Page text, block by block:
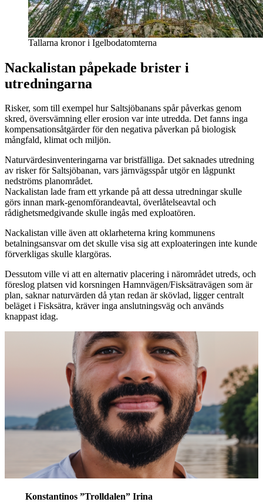
Tallarna kronor i Igelbodatomterna
Nackalistan påpekade brister i
utredningarna
Risker, som till exempel hur Saltsjöbanans spår påverkas genom
skred, översvämning eller erosion var inte utredda. Det fanns inga
kompensationsåtgärder för den negativa påverkan på biologisk
mångfald, klimat och miljön.
Naturvärdesinventeringarna var bristfälliga. Det saknades utredning
av risker för Saltsjöbanan, vars järnvägsspår utgör en lågpunkt
nedströms planområdet.
Nackalistan lade fram ett yrkande på att dessa utredningar skulle
görs innan mark-genomförandeavtal, överlåtelseavtal och
rådighetsmedgivande skulle ingås med exploatören.
Nackalistan ville även att oklarheterna kring kommunens
betalningsansvar om det skulle visa sig att exploateringen inte kunde
förverkligas skulle klargöras.
Dessutom ville vi att en alternativ placering i närområdet utreds, och
föreslog platsen vid korsningen Hamnvägen/Fisksätravägen som är
plan, saknar naturvärden då ytan redan är skövlad, ligger centralt
beläget i Fisksätra, kräver inga anslutningsväg och används
knappast idag.
Konstantinos ”Trolldalen” Irina